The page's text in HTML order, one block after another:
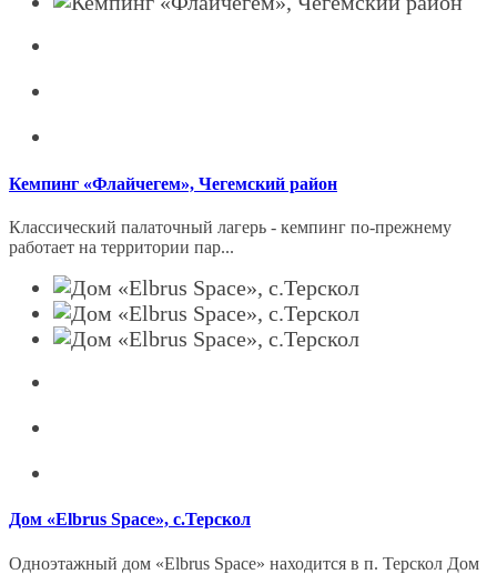
Кемпинг «Флайчегем», Чегемский район
Классический палаточный лагерь - кемпинг по-прежнему
работает на территории пар...
Дом «Elbrus Space», с.Терскол
Одноэтажный дом «Elbrus Space» находится в п. Терскол Дом